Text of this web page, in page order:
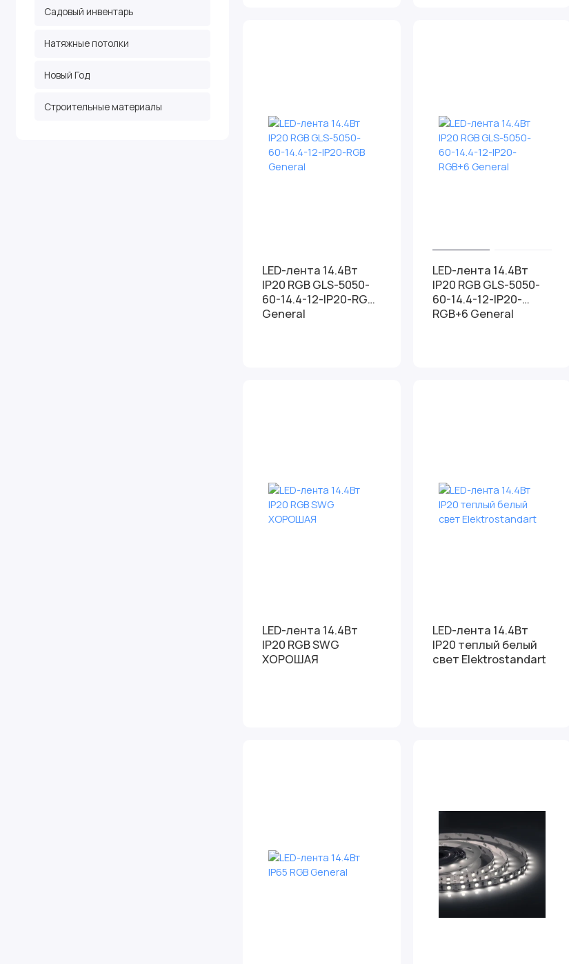
Садовый инвентарь
Натяжные потолки
Новый Год
Строительные материалы
LED-лента 14.4Вт
IP20 RGB GLS-5050-
60-14.4-12-IP20-RGB
General
LED-лента 14.4Вт
IP20 RGB GLS-5050-
60-14.4-12-IP20-
RGB+6 General
LED-лента 14.4Вт
IP20 RGB SWG
ХОРОШАЯ
LED-лента 14.4Вт
IP20 теплый белый
свет Elektrostandart